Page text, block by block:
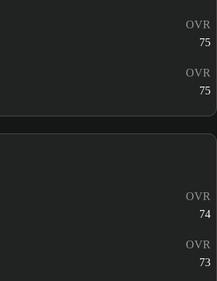
OVR
75
OVR
75
OVR
74
OVR
73